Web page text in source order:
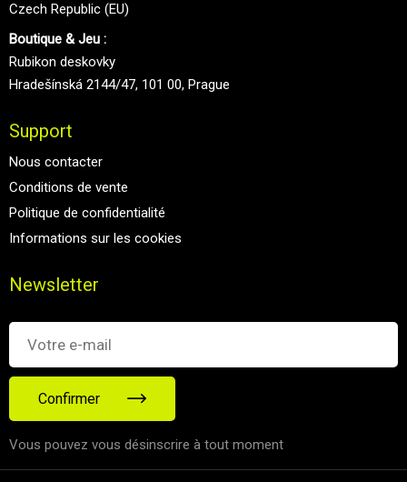
Czech Republic (EU)
Boutique & Jeu :
Rubikon deskovky
Hradešínská 2144/47, 101 00, Prague
Support
Nous contacter
Conditions de vente
Politique de confidentialité
Informations sur les cookies
Newsletter
Confirmer
Vous pouvez vous désinscrire à tout moment